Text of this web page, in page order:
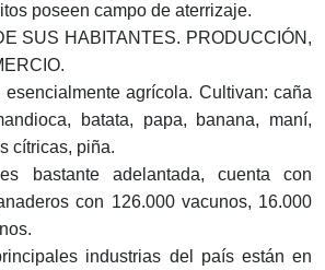
poseen campo de aterrizaje.
SUS HABITANTES. PRODUCCIÓN,
esencialmente agrícola. Cultivan: caña
batata, papa, banana, maní,
cítricas, piña.
bastante adelantada, cuenta con
con 126.000 vacunos, 16.000
industrias del país están en